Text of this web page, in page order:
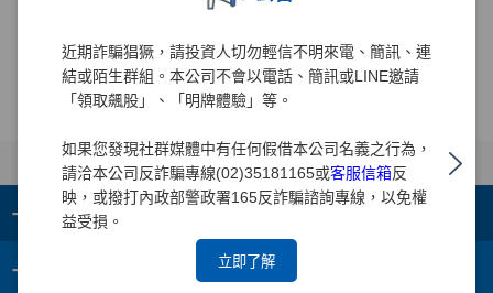
近期詐騙猖獗，請投資人切勿輕信不明來電、簡訊、連
結或陌生群組。本公司不會以電話、簡訊或LINE邀請
「領取飆股」、「明牌體驗」等。
如果您發現社群媒體中有任何假借本公司名義之行為，
請洽本公司反詐騙專線(02)35181165或客服信箱反
映，或撥打內政部警政署165反詐騙諮詢專線，以免權
益受損。
立即了解
+ 集團成員
+